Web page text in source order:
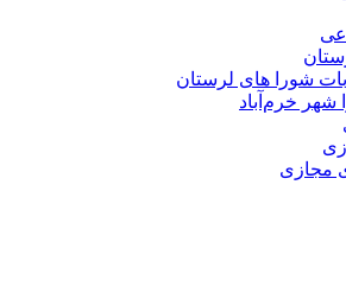
شورا های لرستان
شهر خرم‌آباد
مجازی